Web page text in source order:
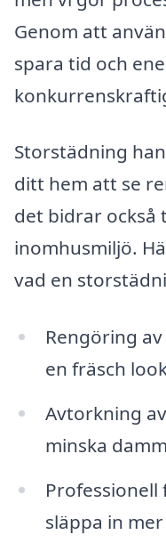
Genom att
spara tid och
Storstädning
ditt hem att se
det bidrar också
inomhusmiljö.
vad en
Rengöring
en fräsch
Avtorkning
minska
släppa in